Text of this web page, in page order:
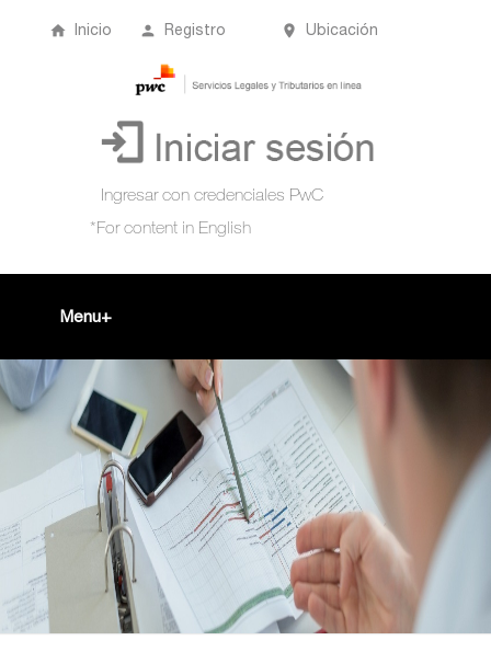
Inicio Registro Ubicación
Menu
Acompañamiento Tributario Virtual +
¿Qué es?
Perfil de usuario
Hacer Pregunta
Posiciones Tributarias PwC
Preguntas Frecuentes
Comprar
Biblioteca Virtual
Doctrina DIAN
Jurisprudencia Corte Constitucional
Jurisprudencia Consejo de Estado
Convenios para evitar la doble
imposición
Estatuto Tributario +
Comprar
2026
Tax & Legal Times * +